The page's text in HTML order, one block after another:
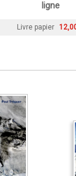
ligne
Livre papier